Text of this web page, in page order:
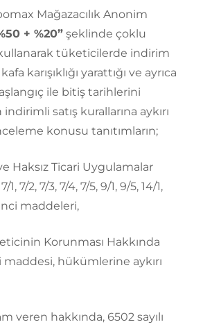
Mağazacılık Anonim
+ %20”şeklinde çoklu
tüketicilerde indirim
karışıklığı yarattığı ve ayrıca
ile bitiş tarihlerini
satış kurallarına aykırı
konusu tanıtımların;
Haksız Ticari Uygulamalar
7/2, 7/3, 7/4, 7/5, 9/1, 9/5, 14/1,
inci maddeleri,
Korunması Hakkında
maddesi, hükümlerine aykırı
veren hakkında, 6502 sayılı